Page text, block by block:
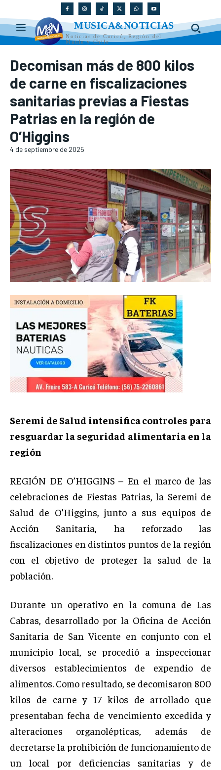
MUSICA&NOTICIAS
Noticias de Curicó, Región del
Maule y Chile
Decomisan más de 800 kilos
de carne en fiscalizaciones
sanitarias previas a Fiestas
Patrias en la región de
O’Higgins
4 de septiembre de 2025
Seremi de Salud intensifica controles para
resguardar la seguridad alimentaria en la
región
REGIÓN DE O’HIGGINS – En el marco de las
celebraciones de Fiestas Patrias, la Seremi de
Salud de O’Higgins, junto a sus equipos de
Acción Sanitaria, ha reforzado las
fiscalizaciones en distintos puntos de la región
con el objetivo de proteger la salud de la
población.
Durante un operativo en la comuna de Las
Cabras, desarrollado por la Oficina de Acción
Sanitaria de San Vicente en conjunto con el
municipio local, se procedió a inspeccionar
diversos establecimientos de expendio de
alimentos. Como resultado, se decomisaron 800
kilos de carne y 17 kilos de arrollado que
presentaban fecha de vencimiento excedida y
alteraciones organolépticas, además de
decretarse la prohibición de funcionamiento de
un local por deficiencias sanitarias y de